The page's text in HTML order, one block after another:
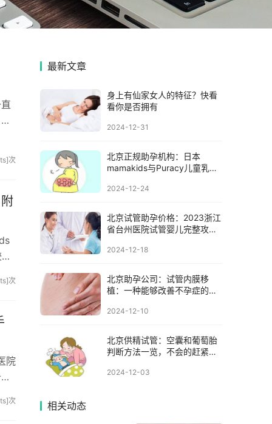
次
次
院
次
最新文章
身上有仙家女人的特征？快看
看你是否拥有
2024-12-31
北京正规助孕机构：日本
mamakids与Puracy儿童乳液
2024-12-24
北京试管助孕价格：2023浙江
省台州医院试管婴儿完整攻略
2024-12-18
北京助孕公司：试管内膜移
植：一种能够改善不孕症的治
2024-12-10
北京供精试管：空囊和葡萄胎
判断方法一览，不会的赶紧学
2024-12-03
相关动态